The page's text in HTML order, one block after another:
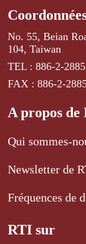
No. 55, Beian
104, Taiwan
TEL : 886-2-
FAX : 886-2-
A propos de
Qui sommes-
Newsletter de
Fréquences de
RTI sur